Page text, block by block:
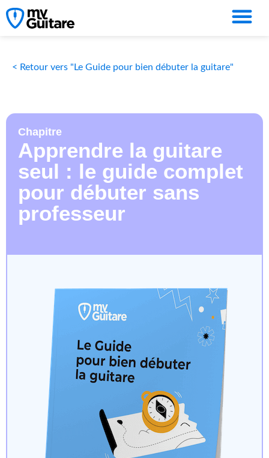
< Retour vers "Le Guide pour bien débuter la guitare"
Chapitre
Apprendre la guitare
seul : le guide complet
pour débuter sans
professeur